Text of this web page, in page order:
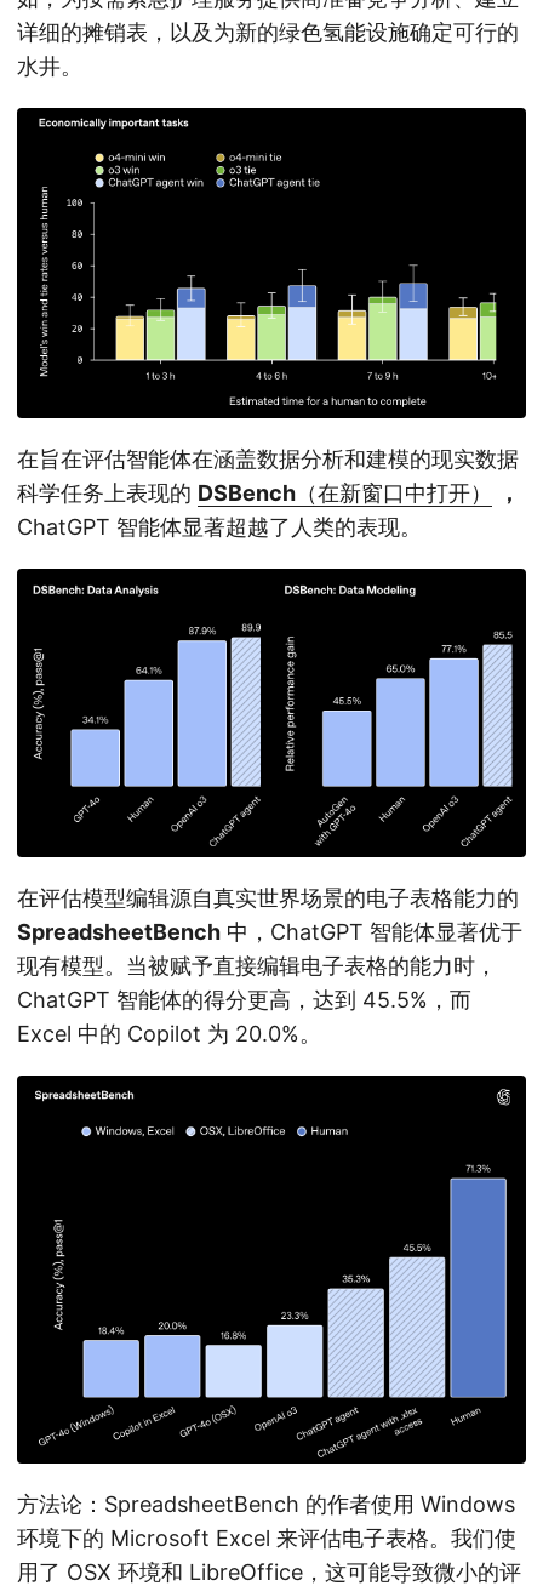
详细的摊销表，以及为新的绿色氢能设施确定可行的
水井。
在旨在评估智能体在涵盖数据分析和建模的现实数据
科学任务上表现的 DSBench （在新窗口中打开）
，
ChatGPT 智能体显著超越了人类的表现。
在评估模型编辑源自真实世界场景的电子表格能力的
SpreadsheetBench 中，ChatGPT 智能体显著优于
现有模型。当被赋予直接编辑电子表格的能力时，
ChatGPT 智能体的得分更高，达到 45.5%，而
Excel 中的 Copilot 为 20.0%。
方法论：SpreadsheetBench 的作者使用 Windows
环境下的 Microsoft Excel 来评估电子表格。我们使
用了 OSX 环境和 LibreOffice，这可能导致微小的评